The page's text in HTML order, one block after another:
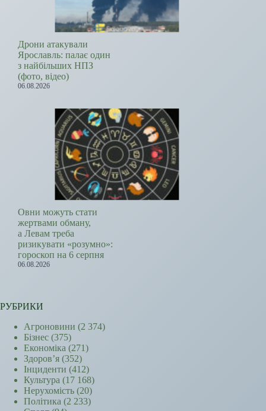
Дрони атакували
Ярославль: палає один
з найбільших НПЗ
(фото, відео)
06.08.2026
Овни можуть стати
жертвами обману,
а Левам треба
ризикувати «розумно»:
гороскоп на 6 серпня
06.08.2026
РУБРИКИ
Агроновини (2 374)
Бізнес (375)
Економіка (271)
Здоров’я (352)
Інциденти (412)
Культура (17 168)
Нерухомість (20)
Політика (2 233)